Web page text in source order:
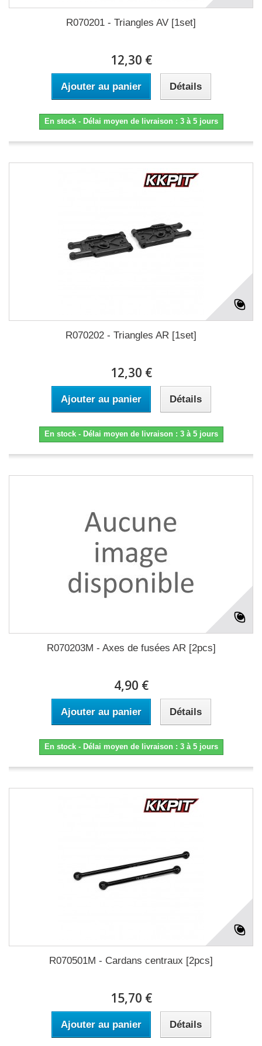
R070201 - Triangles AV [1set]
12,30 €
Ajouter au panier Détails
En stock - Délai moyen de livraison : 3 à 5 jours
R070202 - Triangles AR [1set]
12,30 €
Ajouter au panier Détails
En stock - Délai moyen de livraison : 3 à 5 jours
R070203M - Axes de fusées AR [2pcs]
4,90 €
Ajouter au panier Détails
En stock - Délai moyen de livraison : 3 à 5 jours
R070501M - Cardans centraux [2pcs]
15,70 €
Ajouter au panier Détails